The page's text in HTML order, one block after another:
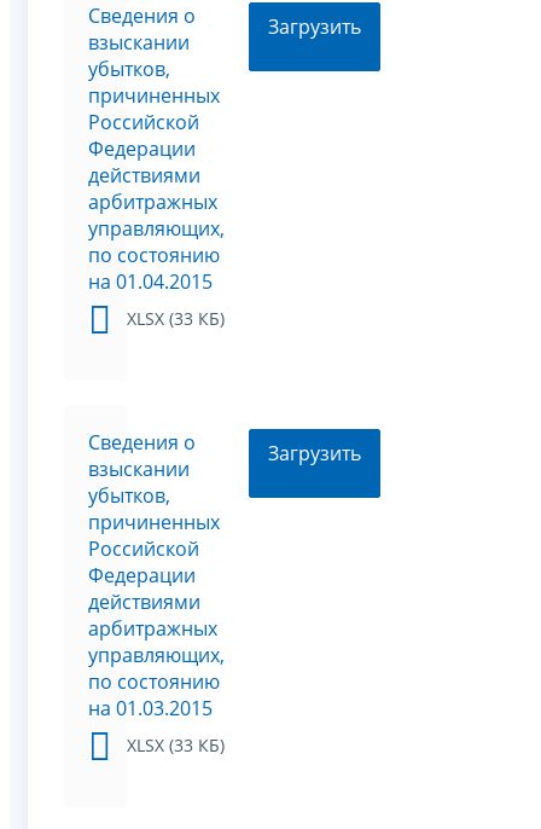
Сведения о
взыскании
убытков,
причиненных
Российской
Федерации
действиями
арбитражных
управляющих,
по состоянию
на 01.04.2015
XLSX (33 КБ)
Загрузить
Сведения о
взыскании
убытков,
причиненных
Российской
Федерации
действиями
арбитражных
управляющих,
по состоянию
на 01.03.2015
XLSX (33 КБ)
Загрузить